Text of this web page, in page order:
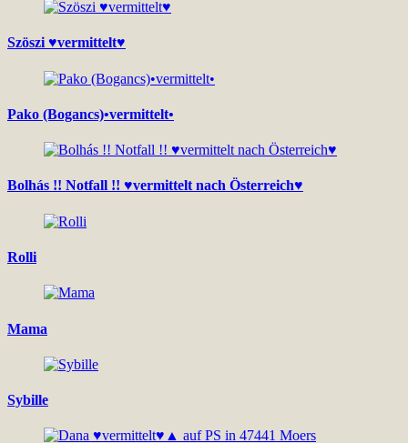
Szöszi ♥vermittelt♥
Pako (Bogancs)•vermittelt•
Bolhás !! Notfall !! ♥vermittelt nach Österreich♥
Rolli
Mama
Sybille